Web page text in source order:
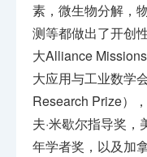
素，微生物分解，
测等都做出了开创
大Alliance
大应用与工业数学
Research Prize）
夫·米歇尔指导奖
年学者奖，以及加